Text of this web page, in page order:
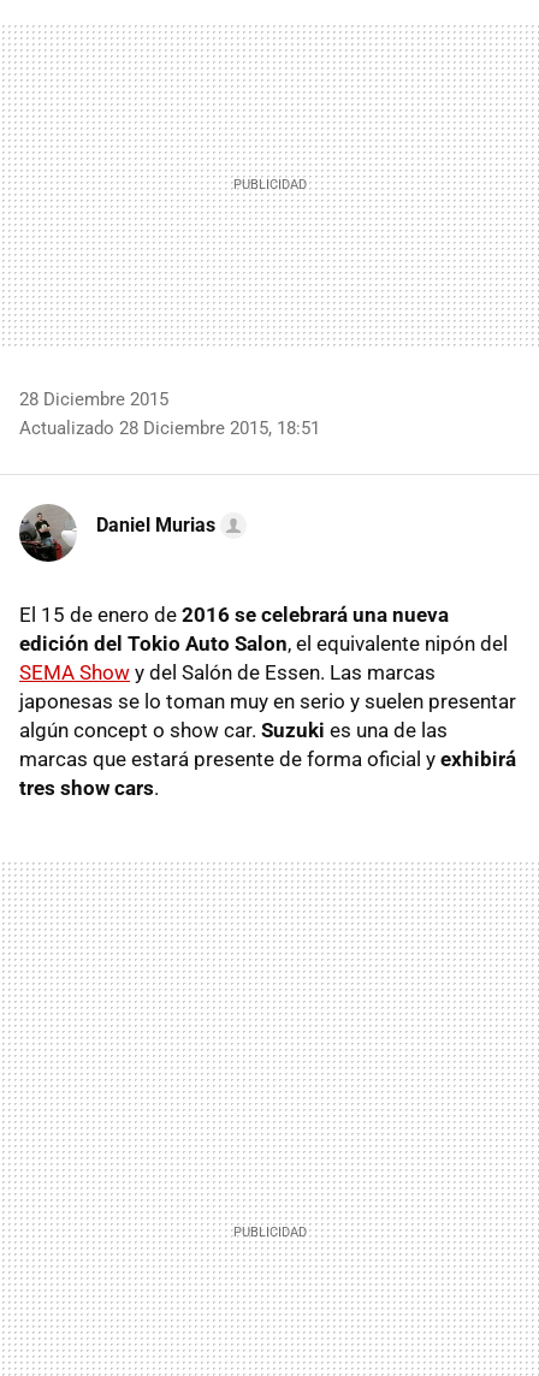
MAIL
28 Diciembre 2015
Actualizado 28 Diciembre 2015, 18:51
Daniel Murias
El 15 de enero de 2016 se celebrará una nueva
edición del Tokio Auto Salon, el equivalente nipón del
SEMA Show y del Salón de Essen. Las marcas
japonesas se lo toman muy en serio y suelen presentar
algún concept o show car. Suzuki es una de las
marcas que estará presente de forma oficial y exhibirá
tres show cars.